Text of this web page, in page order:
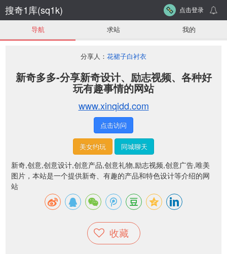
搜奇1库(sq1k) 点击登录
导航 求站 我的
分享人： 花裙子白衬衣
新奇多多-分享新奇设计、励志视频、各种好
玩有趣事情的网站
www.xinqidd.com
点击访问
美女约玩 同城聊天
新奇,创意,创意设计,创意产品,创意礼物,励志视频,创意广告,唯美
图片， 本站是一个提供新奇、有趣的产品和特色设计等介绍的网
站
收藏